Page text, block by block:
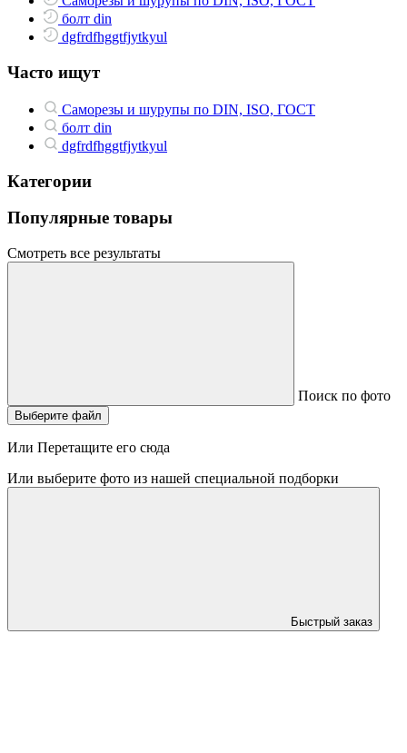
болт din
dgfrdfhggtfjytkyul
Часто ищут
Саморезы и шурупы по DIN, ISO, ГОСТ
болт din
dgfrdfhggtfjytkyul
Категории
Популярные товары
Смотреть все результаты
Поиск по фото
Выберите файл
Или Перетащите его сюда
Или выберите фото из нашей специальной подборки
Быстрый заказ